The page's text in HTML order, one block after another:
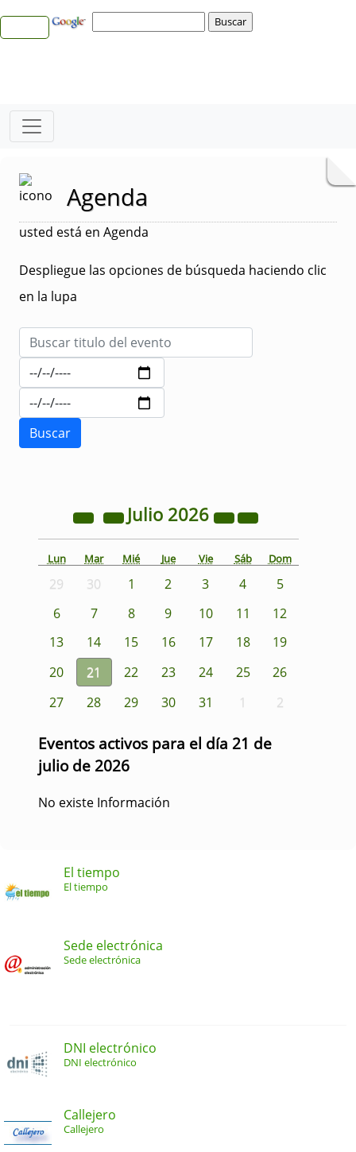
Agenda
usted está en Agenda
Despliegue las opciones de búsqueda haciendo clic
en la lupa
Julio 2026
Lun Mar Mié Jue Vie Sáb Dom
29 30 1 2 3 4
5
6
7 8 9 10 11
12
13
14 15 16 17 18
19
20
21 22 23 24 25
26
27
28 29 30 31 1 2
Eventos activos para el día 21 de
julio de 2026
No existe Información
El tiempo
El tiempo
Sede electrónica
Sede electrónica
DNI electrónico
DNI electrónico
Callejero
Callejero